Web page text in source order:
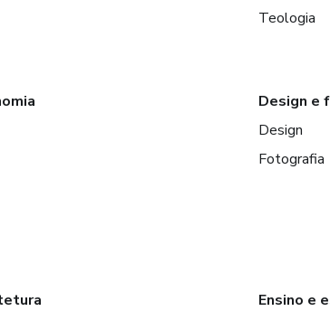
Teologia
Design e
Design
Fotografia
Ensino e